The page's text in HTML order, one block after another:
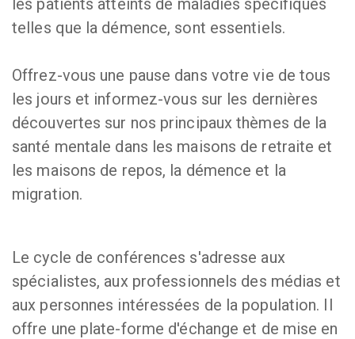
les patients atteints de maladies spécifiques
telles que la démence, sont essentiels.
Offrez-vous une pause dans votre vie de tous
les jours et informez-vous sur les dernières
découvertes sur nos principaux thèmes de la
santé mentale dans les maisons de retraite et
les maisons de repos, la démence et la
migration.
Le cycle de conférences s'adresse aux
spécialistes, aux professionnels des médias et
aux personnes intéressées de la population. Il
offre une plate-forme d'échange et de mise en